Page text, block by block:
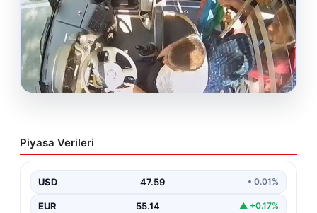
Trabzon’da Otobüste Fenalaşan
Yolcuya Şoförün Hızlı Müdahalesi
yaşındaki yolcu Hasan Öner’in hayatı, şoför Sinan
Erdoğan’ın…
Piyasa Verileri
USD 47.59 • 0.01%
EUR 55.14 ▲ +0.17%